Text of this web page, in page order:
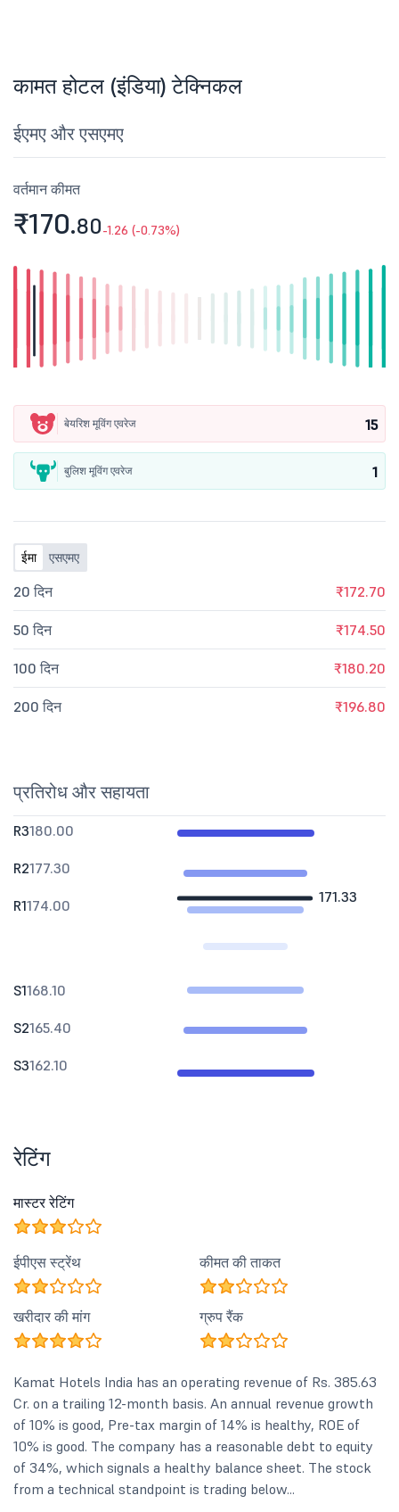
कामत होटल (इंडिया) टेक्निकल
ईएमए और एसएमए
वर्तमान कीमत
₹170.80-1.26 (-0.73%)
बेयरिश मूविंग एवरेज 15
बुलिश मूविंग एवरेज 1
ईमा एसएमए
20 दिन ₹172.70
50 दिन ₹174.50
100 दिन ₹180.20
200 दिन ₹196.80
प्रतिरोध और सहायता
171.33
R3180.00
R2177.30
R1174.00
S1168.10
S2165.40
S3162.10
रेटिंग
मास्टर रेटिंग
ईपीएस स्ट्रेंथ कीमत की ताकत
खरीदार की मांग ग्रुप रैंक
Kamat Hotels India has an operating revenue of Rs. 385.63
Cr. on a trailing 12-month basis. An annual revenue growth
of 10% is good, Pre-tax margin of 14% is healthy, ROE of
10% is good. The company has a reasonable debt to equity
of 34%, which signals a healthy balance sheet. The stock
from a technical standpoint is trading below...